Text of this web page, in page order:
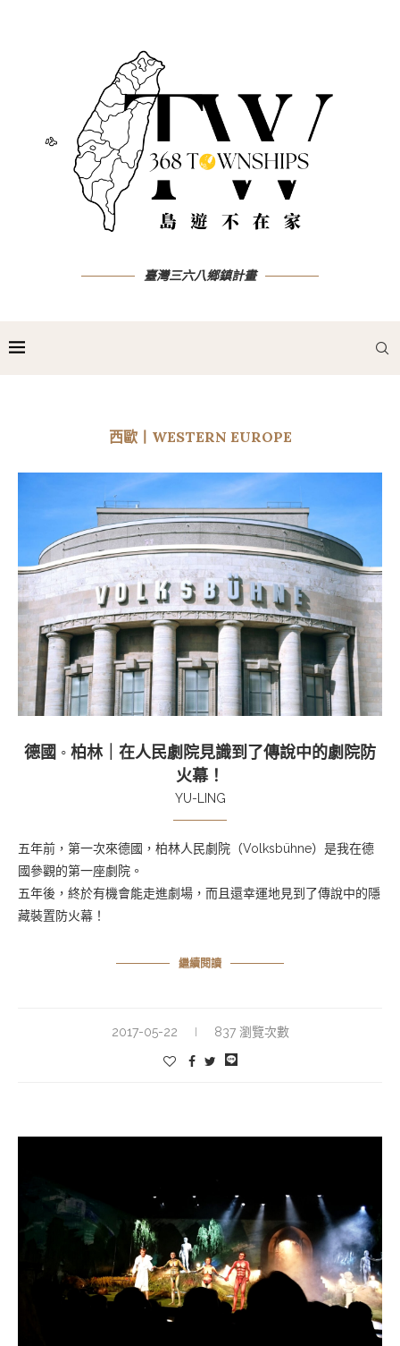
臺灣三六八鄉鎮計畫
西歐丨WESTERN EUROPE
德國 ◦ 柏林｜在人民劇院見識到了傳說中的劇院防
火幕！
YU-LING
五年前，第一次來德國，柏林人民劇院（Volksbühne）是我在德
國參觀的第一座劇院。
五年後，終於有機會能走進劇場，而且還幸運地見到了傳說中的隱
藏裝置防火幕！
繼續閱讀
2017-05-22 837 瀏覽次數